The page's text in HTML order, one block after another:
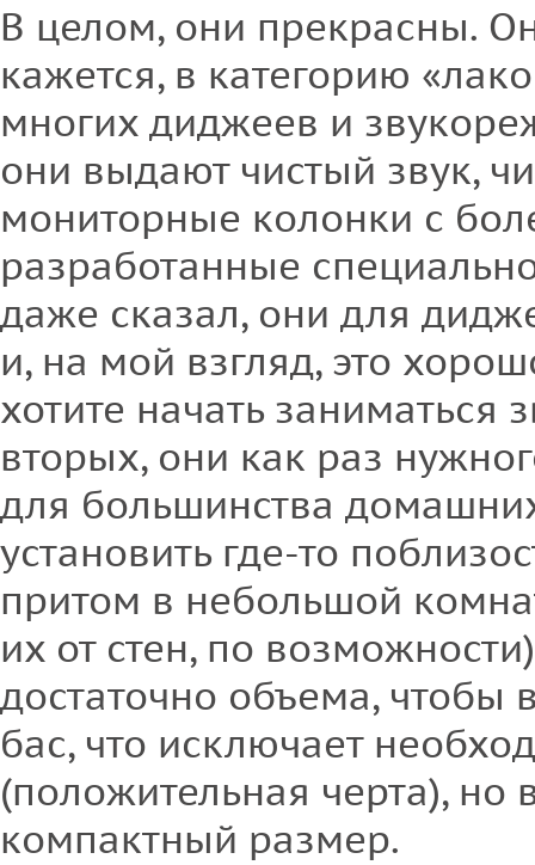
В целом, они прекрасны.
кажется, в категорию
многих диджеев и
они выдают чистый звук,
мониторные колонки с
разработанные
даже сказал, они для
и, на мой взгляд, это
хотите начать заниматься
вторых, они как раз
для большинства
установить где-то
притом в небольшой
их от стен, по
достаточно объема,
бас, что исключает
(положительная черта),
компактный размер.